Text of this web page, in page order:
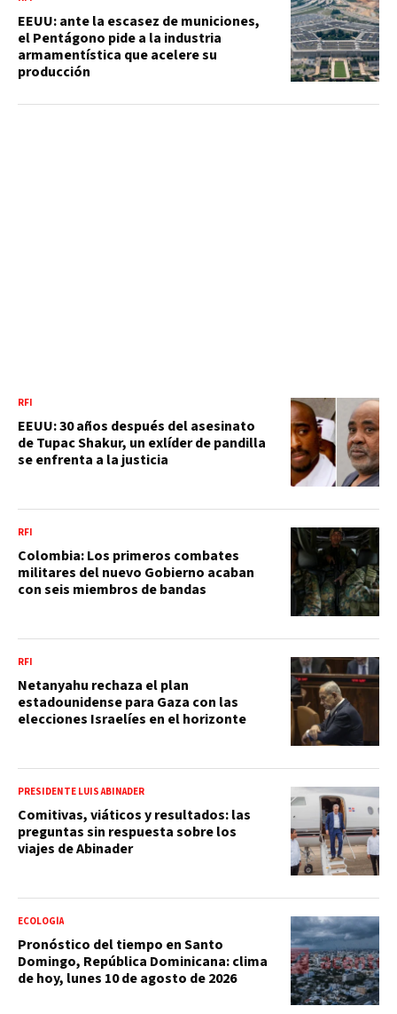
EEUU: ante la escasez de municiones,
el Pentágono pide a la industria
armamentística que acelere su
producción
RFI
EEUU: 30 años después del asesinato
de Tupac Shakur, un exlíder de pandilla
se enfrenta a la justicia
RFI
Colombia: Los primeros combates
militares del nuevo Gobierno acaban
con seis miembros de bandas
RFI
Netanyahu rechaza el plan
estadounidense para Gaza con las
elecciones Israelíes en el horizonte
PRESIDENTE LUIS ABINADER
Comitivas, viáticos y resultados: las
preguntas sin respuesta sobre los
viajes de Abinader
ECOLOGÍA
Pronóstico del tiempo en Santo
Domingo, República Dominicana: clima
de hoy, lunes 10 de agosto de 2026